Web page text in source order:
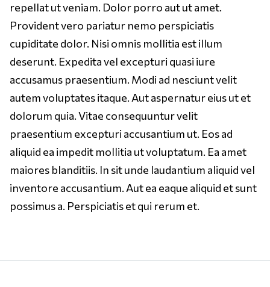
repellat ut veniam. Dolor porro aut ut amet.
Provident vero pariatur nemo perspiciatis
cupiditate dolor. Nisi omnis mollitia est illum
deserunt. Expedita vel excepturi quasi iure
accusamus praesentium. Modi ad nesciunt velit
autem voluptates itaque. Aut aspernatur eius ut et
dolorum quia. Vitae consequuntur velit
praesentium excepturi accusantium ut. Eos ad
aliquid ea impedit mollitia ut voluptatum. Ea amet
maiores blanditiis. In sit unde laudantium aliquid vel
inventore accusantium. Aut ea eaque aliquid et sunt
possimus a. Perspiciatis et qui rerum et.